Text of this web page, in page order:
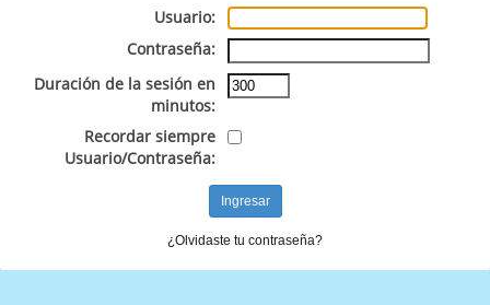
Usuario:
Contraseña:
Duración de la sesión en
minutos:
Recordar siempre
Usuario/Contraseña:
¿Olvidaste tu contraseña?